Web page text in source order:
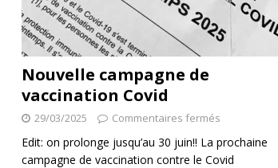
Nouvelle campagne de
vaccination Covid
29/03/2025 Commentaires fermés
Edit: on prolonge jusqu’au 30 juin!! La prochaine
campagne de vaccination contre le Covid